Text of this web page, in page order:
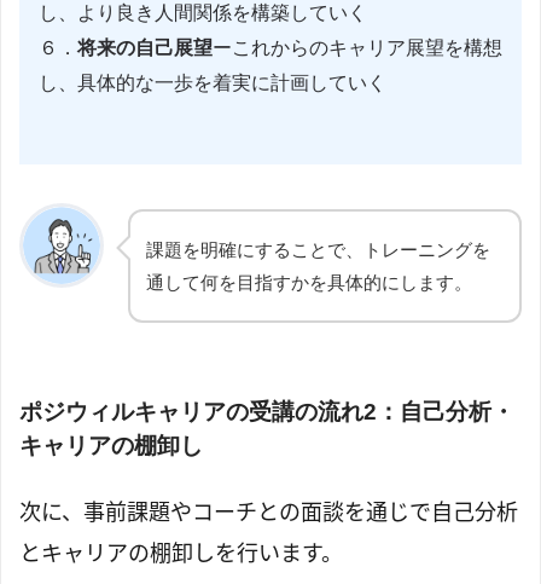
し、より良き人間関係を構築していく
６．将来の自己展望ーこれからのキャリア展望を構想
し、具体的な一歩を着実に計画していく
課題を明確にすることで、トレーニングを
通して何を目指すかを具体的にします。
ポジウィルキャリアの受講の流れ2：自己分析・
キャリアの棚卸し
次に、事前課題やコーチとの面談を通じで自己分析
とキャリアの棚卸しを行います。